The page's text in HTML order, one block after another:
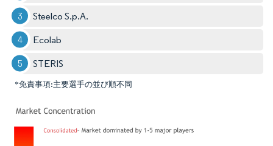
Steelco S.p.A.
Ecolab
STERIS
*免責事項:主要選手の並び順不同